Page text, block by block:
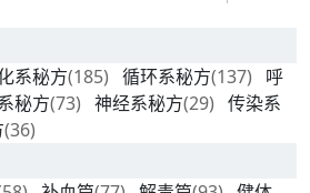
系秘方(185) 循环系秘方(137)
呼
秘方(73) 神经系秘方(29) 传染系
(36)